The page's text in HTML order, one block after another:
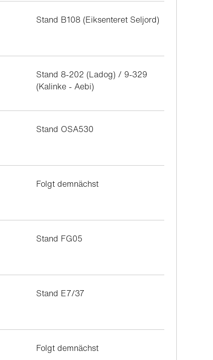
Stand B108 (Eiksenteret Seljord)
Stand 8-202 (Ladog) / 9-329
(Kalinke - Aebi)
Stand OSA530
Folgt demnächst
Stand FG05
Stand E7/37
Folgt demnächst